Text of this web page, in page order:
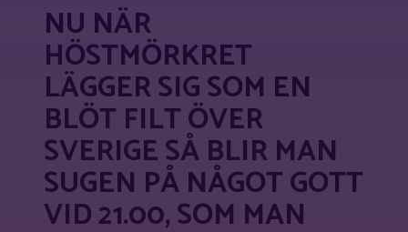
NU NÄR
HÖSTMÖRKRET
LÄGGER SIG SOM EN
BLÖT FILT ÖVER
SVERIGE SÅ BLIR MAN
SUGEN PÅ NÅGOT GOTT
VID 21.00, SOM MAN